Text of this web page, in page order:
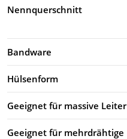
Nennquerschnitt
Bandware
Hülsenform
Geeignet für massive Leiter
Geeignet für mehrdrähtige